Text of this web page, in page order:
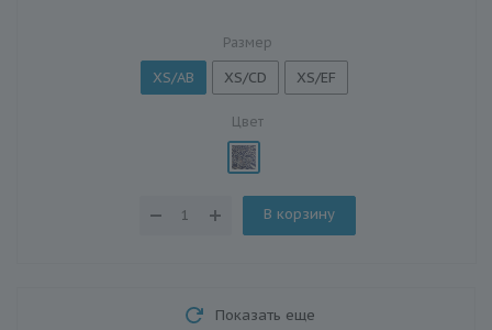
Размер
XS/AB XS/CD XS/EF
Цвет
В корзину
Показать еще